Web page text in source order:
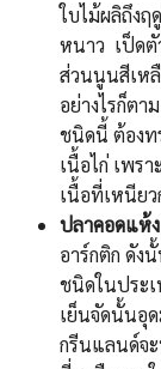
ใบไม้ผลิถึงฤ
หนาว เป็ดตั
ส่วนนูนสีเห
อย่างไรก็ตา
ชนิดนี้ ต้องท
เนื้อไก่ เพร
เนื้อที่เหนีย
ปลาคอดแห้
อาร์กติก ดัง
ชนิดในประ
เย็นจัดนั้นอุ
กรีนแลนด์จ